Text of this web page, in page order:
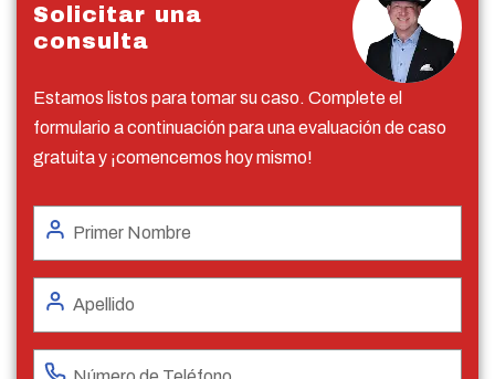
Solicitar una
consulta
Estamos listos para tomar su caso. Complete el
formulario a continuación para una evaluación de caso
gratuita y ¡comencemos hoy mismo!